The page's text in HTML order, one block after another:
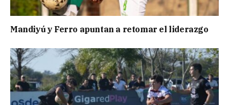
Mandiyú y Ferro apuntan a retomar el liderazgo